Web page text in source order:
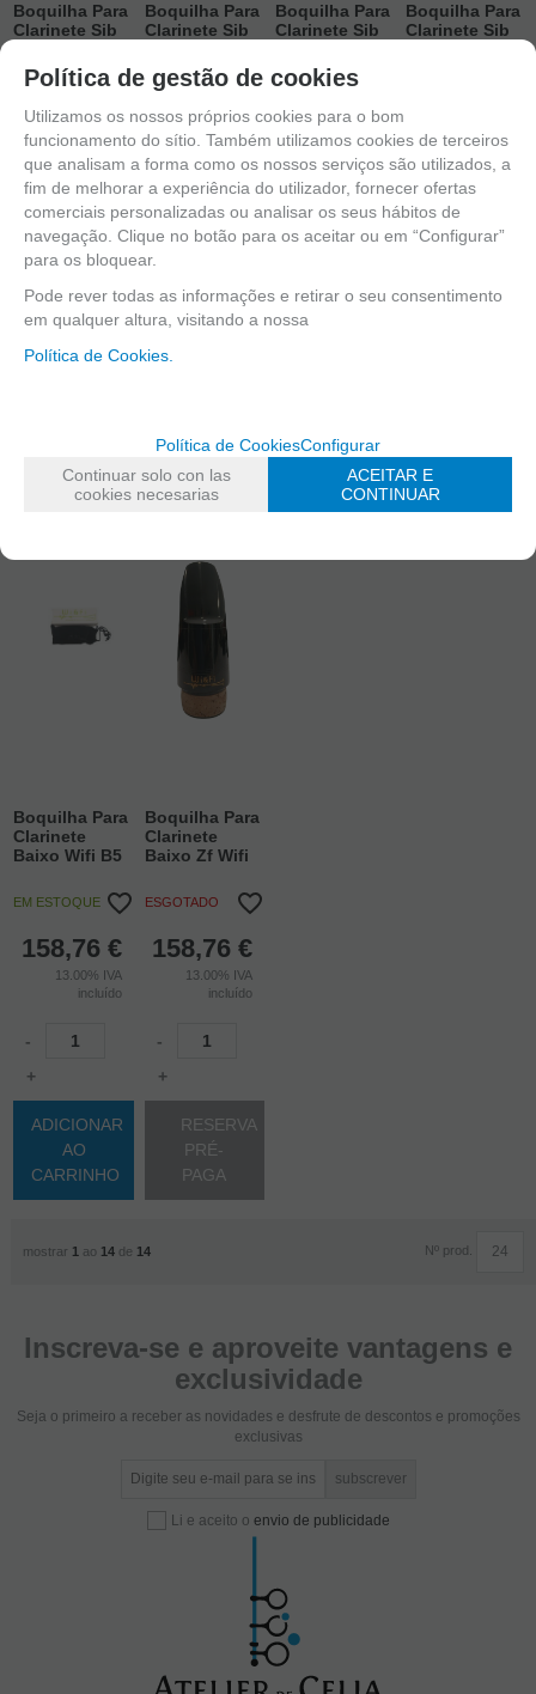
Boquilha Para
Clarinete Sib
168,10 €
13.00%IVA
incluído
-
+
ADICIONAR
Boquilha Para
Clarinete Sib
149,42 €
13.00%IVA
incluído
-
ADICIONAR
Boquilha Para
Clarinete Sib
149,42 €
13.00%IVA
incluído
-
ADICIONAR
Boquilha Para
Clarinete Sib
149,42 €
13.00% IVA
incluído
-
Boquilha Para
Clarinete
Baixo Wifi B5
EM ESTOQUE
158,76 €
13.00% IVA
incluído
-
+
ADICIONAR
AO
CARRINHO
Boquilha Para
Clarinete
Baixo Zf Wifi
ESGOTADO
158,76 €
13.00% IVA
incluído
-
+
RESERVA
PRÉ-
PAGA
mostrar 1 ao 14de 14 Nº prod.
Inscreva-se e aproveite vantagens e
exclusividade
Seja o primeiro a receber as novidades e desfrute de descontos e promoções
exclusivas
Li e aceito o envio de publicidade
Política de gestão de cookies
Utilizamos os nossos próprios cookies para o bom
funcionamento do sítio. Também utilizamos cookies de terceiros
que analisam a forma como os nossos serviços são utilizados, a
fim de melhorar a experiência do utilizador, fornecer ofertas
comerciais personalizadas ou analisar os seus hábitos de
navegação. Clique no botão para os aceitar ou em “Configurar”
para os bloquear.
Pode rever todas as informações e retirar o seu consentimento
em qualquer altura, visitando a nossa
Política de Cookies.
Política de CookiesConfigurar
Continuar solo con las
cookies necesarias
ACEITAR E
CONTINUAR